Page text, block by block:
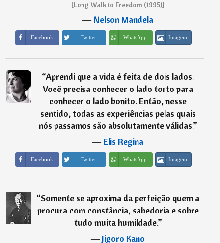
[Long Walk to Freedom (1995)]
―Nelson Mandela
Facebook Twitter WhatsApp Imagem
“Aprendi que a vida é feita de dois lados.
Você precisa conhecer o lado torto para
conhecer o lado bonito. Então, nesse
sentido, todas as experiências pelas quais
nós passamos são absolutamente válidas.”
―Elis Regina
Facebook Twitter WhatsApp Imagem
“Somente se aproxima da perfeição quem a
procura com constância, sabedoria e sobre
tudo muita humildade.”
―Jigoro Kano